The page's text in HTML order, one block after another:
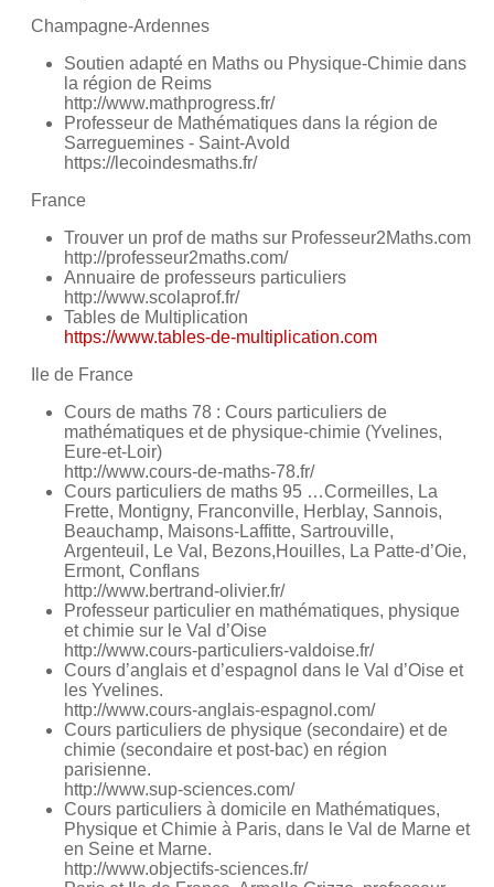
Champagne-Ardennes
Soutien adapté en Maths ou Physique-Chimie dans
la région de Reims
http://www.mathprogress.fr/
Professeur de Mathématiques dans la région de
Sarreguemines - Saint-Avold
https://lecoindesmaths.fr/
France
Trouver un prof de maths sur Professeur2Maths.com
http://professeur2maths.com/
Annuaire de professeurs particuliers
http://www.scolaprof.fr/
Tables de Multiplication
https://www.tables-de-multiplication.com
Ile de France
Cours de maths 78 : Cours particuliers de
mathématiques et de physique-chimie (Yvelines,
Eure-et-Loir)
http://www.cours-de-maths-78.fr/
Cours particuliers de maths 95 …Cormeilles, La
Frette, Montigny, Franconville, Herblay, Sannois,
Beauchamp, Maisons-Laffitte, Sartrouville,
Argenteuil, Le Val, Bezons,Houilles, La Patte-d’Oie,
Ermont, Conflans
http://www.bertrand-olivier.fr/
Professeur particulier en mathématiques, physique
et chimie sur le Val d’Oise
http://www.cours-particuliers-valdoise.fr/
Cours d’anglais et d’espagnol dans le Val d’Oise et
les Yvelines.
http://www.cours-anglais-espagnol.com/
Cours particuliers de physique (secondaire) et de
chimie (secondaire et post-bac) en région
parisienne.
http://www.sup-sciences.com/
Cours particuliers à domicile en Mathématiques,
Physique et Chimie à Paris, dans le Val de Marne et
en Seine et Marne.
http://www.objectifs-sciences.fr/